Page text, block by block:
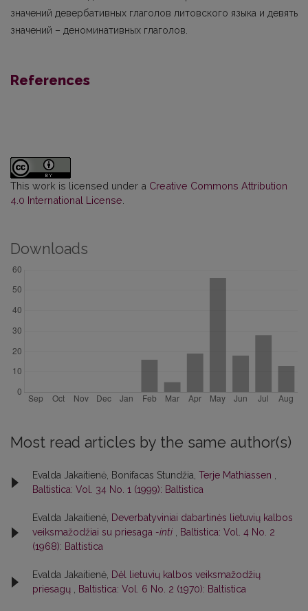
значений девербативных глаголов литовского языка и девять
значений – деноми­нативных глаголов.
References
This work is licensed under a Creative Commons Attribution
4.0 International License.
Downloads
Most read articles by the same author(s)
Evalda Jakaitienė, Bonifacas Stundžia, Terje Mathiassen ,
Baltistica: Vol. 34 No. 1 (1999): Baltistica
Evalda Jakaitienė, Deverbatyviniai dabartinės lietuvių kalbos
veiksmažodžiai su priesaga -inti , Baltistica: Vol. 4 No. 2
(1968): Baltistica
Evalda Jakaitienė, Dėl lietuvių kalbos veiksmažodžių
priesagų , Baltistica: Vol. 6 No. 2 (1970): Baltistica